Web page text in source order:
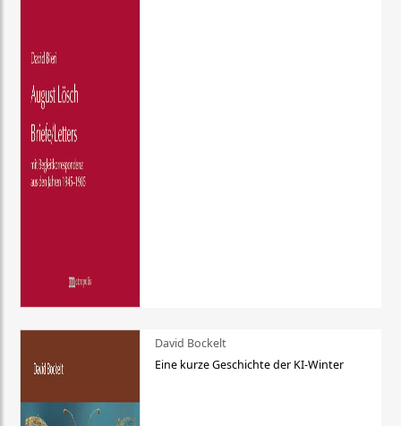
David Bockelt
Eine kurze Geschichte der KI-Winter